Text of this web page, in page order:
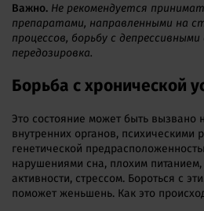
Важно. Не рекомендуется
препаратами, направленными на
процессов, борьбу с
передозировка.
Борьба с хронической
Это состояние может быть вызвано
внутренних органов, психическими
генетической
нарушениями сна, плохим питанием,
активности, стрессом. Бороться с
поможет женьшень. Как это